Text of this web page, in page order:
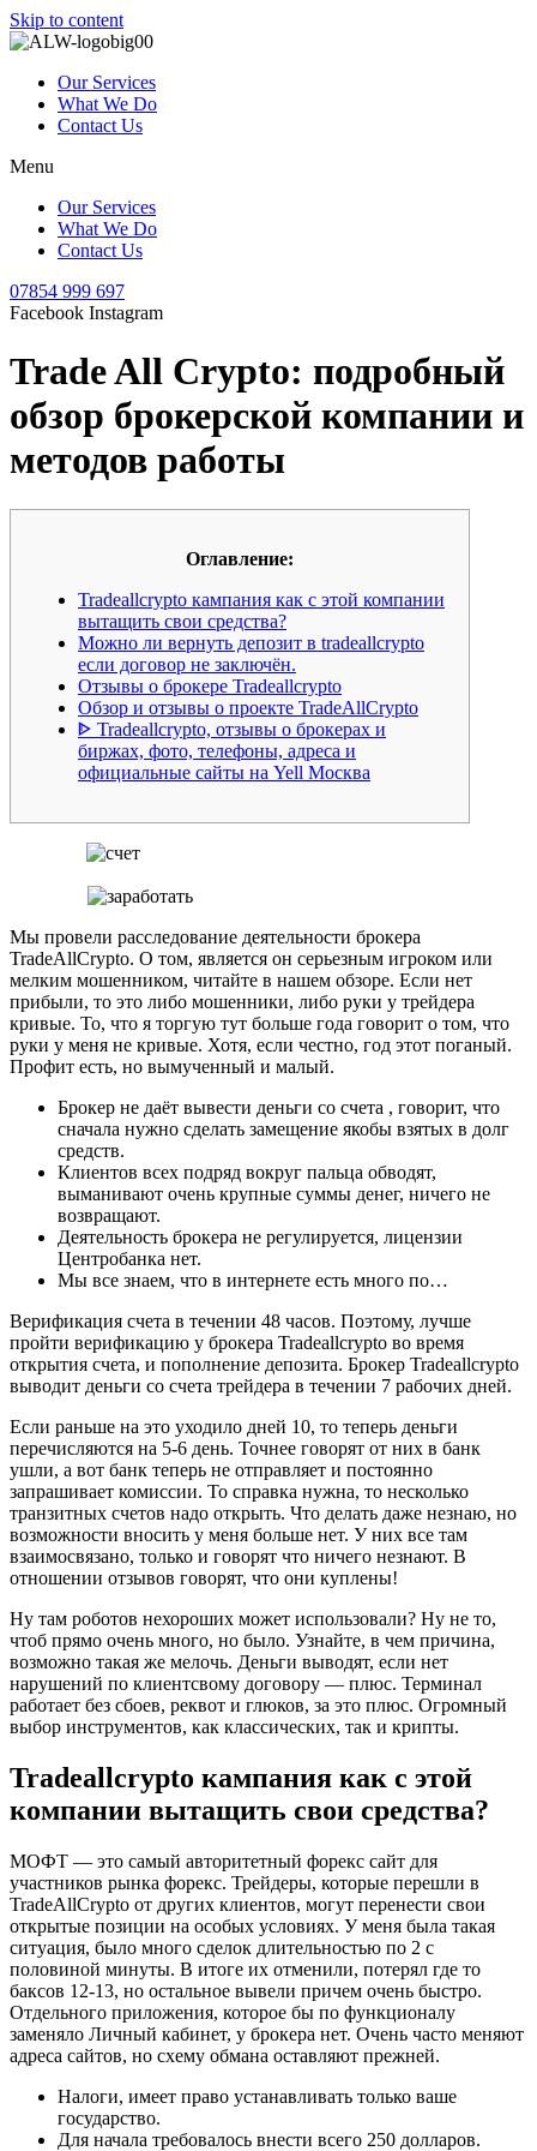
Skip to content
Our Services
What We Do
Contact Us
Menu
Our Services
What We Do
Contact Us
07854 999 697
Facebook Instagram
Trade All Crypto: подробный
обзор брокерской компании и
методов работы
Оглавление:
Tradeallcrypto кампания как с этой компании
вытащить свои средства?
Можно ли вернуть депозит в tradeallcrypto
если договор не заключён.
Отзывы о брокере Tradeallcrypto
Обзор и отзывы о проекте TradeAllCrypto
ᐈ Tradeallcrypto, отзывы о брокерах и
биржах, фото, телефоны, адреса и
официальные сайты на Yell Москва
Мы провели расследование деятельности брокера
TradeAllCrypto. О том, является он серьезным игроком или
мелким мошенником, читайте в нашем обзоре. Если нет
прибыли, то это либо мошенники, либо руки у трейдера
кривые. То, что я торгую тут больше года говорит о том, что
руки у меня не кривые. Хотя, если честно, год этот поганый.
Профит есть, но вымученный и малый.
Брокер не даёт вывести деньги со счета , говорит, что
сначала нужно сделать замещение якобы взятых в долг
средств.
Клиентов всех подряд вокруг пальца обводят,
выманивают очень крупные суммы денег, ничего не
возвращают.
Деятельность брокера не регулируется, лицензии
Центробанка нет.
Мы все знаем, что в интернете есть много по…
Верификация счета в течении 48 часов. Поэтому, лучше
пройти верификацию у брокера Tradeallcrypto во время
открытия счета, и пополнение депозита. Брокер Tradeallcrypto
выводит деньги со счета трейдера в течении 7 рабочих дней.
Если раньше на это уходило дней 10, то теперь деньги
перечисляются на 5-6 день. Точнее говорят от них в банк
ушли, а вот банк теперь не отправляет и постоянно
запрашивает комиссии. То справка нужна, то несколько
транзитных счетов надо открыть. Что делать даже незнаю, но
возможности вносить у меня больше нет. У них все там
взаимосвязано, только и говорят что ничего незнают. В
отношении отзывов говорят, что они куплены!
Ну там роботов нехороших может использовали? Ну не то,
чтоб прямо очень много, но было. Узнайте, в чем причина,
возможно такая же мелочь. Деньги выводят, если нет
нарушений по клиентсвому договору — плюс. Терминал
работает без сбоев, реквот и глюков, за это плюс. Огромный
выбор инструментов, как классических, так и крипты.
Tradeallcrypto кампания как с этой
компании вытащить свои средства?
МОФТ — это самый авторитетный форекс сайт для
участников рынка форекс. Трейдеры, которые перешли в
TradeAllCrypto от других клиентов, могут перенести свои
открытые позиции на особых условиях. У меня была такая
ситуация, было много сделок длительностью по 2 с
половиной минуты. В итоге их отменили, потерял где то
баксов 12-13, но остальное вывели причем очень быстро.
Отдельного приложения, которое бы по функционалу
заменяло Личный кабинет, у брокера нет. Очень часто меняют
адреса сайтов, но схему обмана оставляют прежней.
Налоги, имеет право устанавливать только ваше
государство.
Для начала требовалось внести всего 250 долларов.